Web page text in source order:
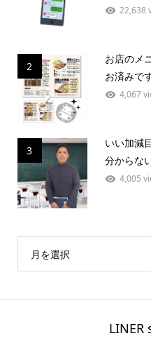
22,638
2
お店のメ
お済みで
4,067
3
いい加減
分からな
4,005
月を選択